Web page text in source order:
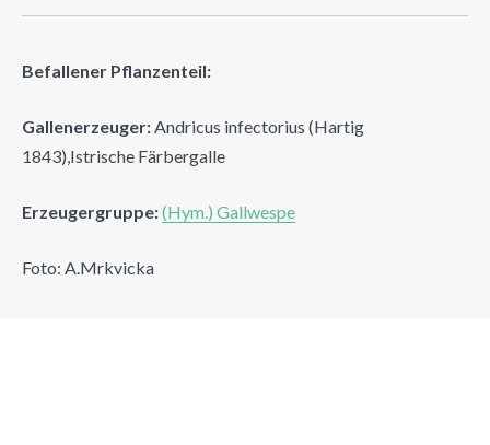
Befallener Pflanzenteil:
Gallenerzeuger: Andricus infectorius (Hartig
1843),Istrische Färbergalle
Erzeugergruppe:(Hym.) Gallwespe
Foto: A.Mrkvicka